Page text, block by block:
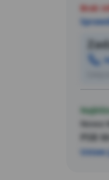
Brak
Nowa
PSB